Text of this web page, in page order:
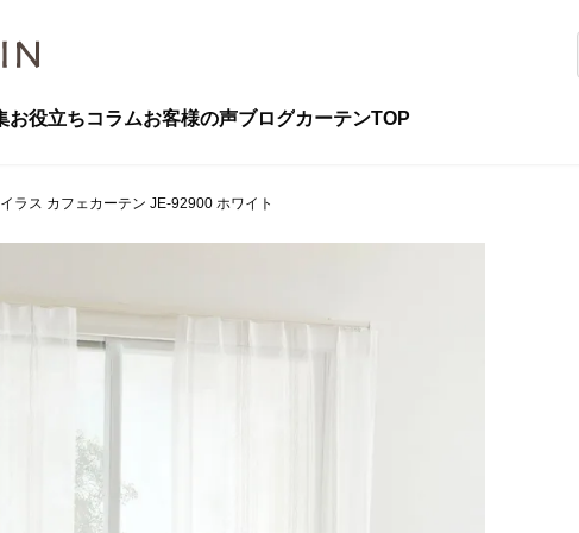
お役立ちコラムお客様の声ブログカーテンTOP
ラス カフェカーテン JE-92900 ホワイト